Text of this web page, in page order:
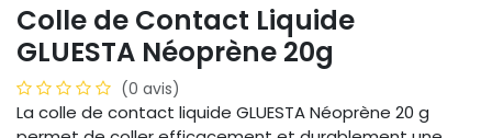
Colle de Contact Liquide
GLUESTA Néoprène 20g
(0 avis)
La colle de contact liquide GLUESTA Néoprène 20 g